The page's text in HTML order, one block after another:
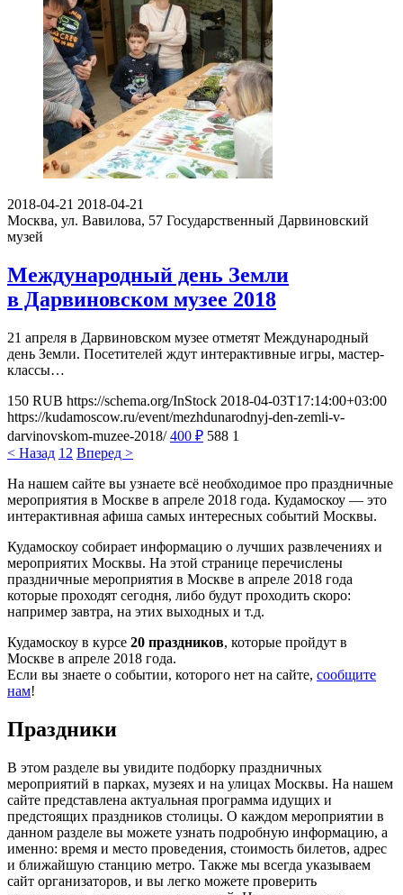
2018-04-21 2018-04-21
Москва, ул. Вавилова, 57 Государственный Дарвиновский
музей
Международный день Земли
в Дарвиновском музее 2018
21 апреля в Дарвиновском музее отметят Международный
день Земли. Посетителей ждут интерактивные игры, мастер-
классы…
150 RUB https://schema.org/InStock 2018-04-03T17:14:00+03:00
https://kudamoscow.ru/event/mezhdunarodnyj-den-zemli-v-
darvinovskom-muzee-2018/ 400 ₽ 588 1
< Назад 1 2 Вперед >
На нашем сайте вы узнаете всё необходимое про праздничные
мероприятия в Москве в апреле 2018 года. Кудамоскоу — это
интерактивная афиша самых интересных событий Москвы.
Кудамоскоу собирает информацию о лучших развлечениях и
мероприятих Москвы. На этой странице перечислены
праздничные мероприятия в Москве в апреле 2018 года
которые проходят сегодня, либо будут проходить скоро:
например завтра, на этих выходных и т.д.
Кудамоскоу в курсе 20 праздников, которые пройдут в
Москве в апреле 2018 года.
Если вы знаете о событии, которого нет на сайте, сообщите
нам!
Праздники
В этом разделе вы увидите подборку праздничных
мероприятий в парках, музеях и на улицах Москвы. На нашем
сайте представлена актуальная программа идущих и
предстоящих праздников столицы. О каждом мероприятии в
данном разделе вы можете узнать подробную информацию, а
именно: время и место проведения, стоимость билетов, адрес
и ближайшую станцию метро. Также мы всегда указываем
сайт организаторов, и вы легко можете проверить